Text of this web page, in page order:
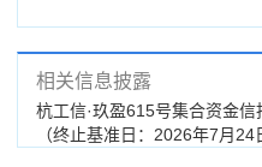
相关信息披露
杭工信·玖盈615号集合资金
（终止基准日：2026年7月24